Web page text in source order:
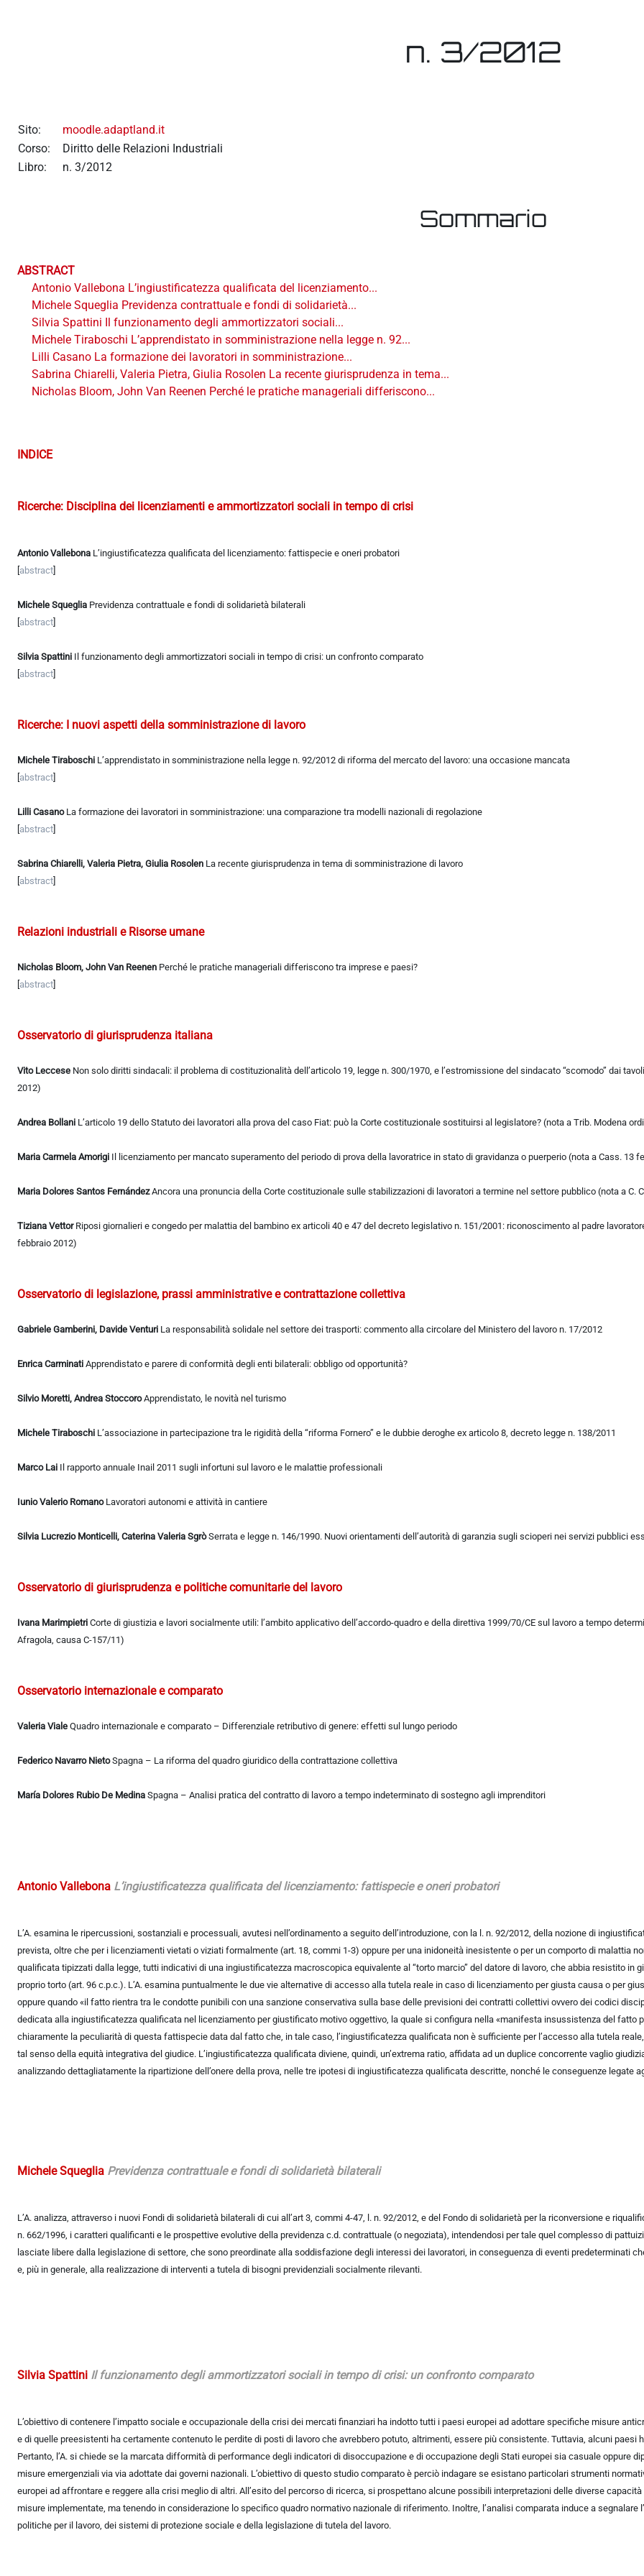
n. 3/2012
Sito:
moodle.adaptland.it
Corso:
Diritto delle Relazioni Industriali
Libro:
n. 3/2012
Sommario
ABSTRACT
Antonio Vallebona L’ingiustificatezza qualificata del licenziamento...
Michele Squeglia Previdenza contrattuale e fondi di solidarietà...
Silvia Spattini Il funzionamento degli ammortizzatori sociali...
Michele Tiraboschi L’apprendistato in somministrazione nella legge n. 92...
Lilli Casano La formazione dei lavoratori in somministrazione...
Sabrina Chiarelli, Valeria Pietra, Giulia Rosolen La recente giurisprudenza in tema...
Nicholas Bloom, John Van Reenen Perché le pratiche manageriali differiscono...
INDICE
Ricerche: Disciplina dei licenziamenti e ammortizzatori sociali in tempo di crisi
Antonio Vallebona L’ingiustificatezza qualificata del licenziamento: fattispecie e oneri probatori
abstract
Michele Squeglia Previdenza contrattuale e fondi di solidarietà bilaterali
abstract
Silvia Spattini Il funzionamento degli ammortizzatori sociali in tempo di crisi: un confronto comparato
abstract
Ricerche: I nuovi aspetti della somministrazione di lavoro
Michele Tiraboschi L’apprendistato in somministrazione nella legge n. 92/2012 di riforma del mercato del lavoro: una occasione mancata
abstract
Lilli CasanoLa formazione dei lavoratori in somministrazione: una comparazione tra modelli nazionali di regolazione
abstract
Sabrina Chiarelli, Valeria Pietra, Giulia Rosolen La recente giurisprudenza in tema di somministrazione di lavoro
abstract
Relazioni industriali e Risorse umane
Nicholas Bloom, John Van Reenen Perché le pratiche manageriali differiscono tra imprese e paesi?
abstract
Osservatorio di giurisprudenza italiana
Vito Leccese Non solo diritti sindacali: il problema di costituzionalità dell’articolo 19, legge n. 300/1970, e l’estromissione del sindacato “scomodo” dai
2012)
Andrea Bollani L’articolo 19 dello Statuto dei lavoratori alla prova del caso Fiat: può la Corte costituzionale sostituirsi al legislatore? (nota a Trib. Modena
Maria Carmela Amorigi Il licenziamento per mancato superamento del periodo di prova della lavoratrice in stato di gravidanza o puerperio (nota a Cass. 13
Maria Dolores Santos FernándezAncora una pronuncia della Corte costituzionale sulle stabilizzazioni di lavoratori a termine nel settore pubblico (nota a C.
Tiziana VettorRiposi giornalieri e congedo per malattia del bambino ex articoli 40 e 47 del decreto legislativo n. 151/2001: riconoscimento al padre
febbraio 2012)
Osservatorio di legislazione, prassi amministrative e contrattazione collettiva
Gabriele Gamberini, Davide Venturi La responsabilità solidale nel settore dei trasporti: commento alla circolare del Ministero del lavoro n. 17/2012
Enrica Carminati Apprendistato e parere di conformità degli enti bilaterali: obbligo od opportunità?
Silvio Moretti, Andrea StoccoroApprendistato, le novità nel turismo
Michele Tiraboschi L’associazione in partecipazione tra le rigidità della “riforma Fornero” e le dubbie deroghe ex articolo 8, decreto legge n. 138/2011
Marco Lai Il rapporto annuale Inail 2011 sugli infortuni sul lavoro e le malattie professionali
Iunio Valerio RomanoLavoratori autonomi e attività in cantiere
Silvia Lucrezio Monticelli, Caterina Valeria SgròSerrata e legge n. 146/1990. Nuovi orientamenti dell’autorità di garanzia sugli scioperi nei servizi pubblici
Osservatorio di giurisprudenza e politiche comunitarie del lavoro
Ivana Marimpietri Corte di giustizia e lavori socialmente utili: l’ambito applicativo dell’accordo-quadro e della direttiva 1999/70/CE sul lavoro a tempo
Afragola, causa C-157/11)
Osservatorio internazionale e comparato
Valeria Viale Quadro internazionale e comparato – Differenziale retributivo di genere: effetti sul lungo periodo
Federico Navarro NietoSpagna – La riforma del quadro giuridico della contrattazione collettiva
María Dolores Rubio De Medina Spagna – Analisi pratica del contratto di lavoro a tempo indeterminato di sostegno agli imprenditori
Antonio Vallebona L’ingiustificatezza qualificata del licenziamento: fattispecie e oneri probatori
L’A. esamina le ripercussioni, sostanziali e processuali, avutesi nell’ordinamento a seguito dell’introduzione, con la l. n. 92/2012, della nozione di
prevista, oltre che per i licenziamenti vietati o viziati formalmente (art. 18, commi 1-3) oppure per una inidoneità inesistente o per un comporto di malattia
qualificata tipizzati dalla legge, tutti indicativi di una ingiustificatezza macroscopica equivalente al “torto marcio” del datore di lavoro, che abbia resistito in
proprio torto (art. 96 c.p.c.). L’A. esamina puntualmente le due vie alternative di accesso alla tutela reale in caso di licenziamento per giusta causa o per
oppure quando «il fatto rientra tra le condotte punibili con una sanzione conservativa sulla base delle previsioni dei contratti collettivi ovvero dei codici
dedicata alla ingiustificatezza qualificata nel licenziamento per giustificato motivo oggettivo, la quale si configura nella «manifesta insussistenza del fatto
chiaramente la peculiarità di questa fattispecie data dal fatto che, in tale caso, l’ingiustificatezza qualificata non è sufficiente per l’accesso alla tutela
tal senso della equità integrativa del giudice. L’ingiustificatezza qualificata diviene, quindi, un’extrema ratio, affidata ad un duplice concorrente vaglio
analizzando dettagliatamente la ripartizione dell’onere della prova, nelle tre ipotesi di ingiustificatezza qualificata descritte, nonché le conseguenze legate
Michele Squeglia Previdenza contrattuale e fondi di solidarietà bilaterali
L’A. analizza, attraverso i nuovi Fondi di solidarietà bilaterali di cui all’art 3, commi 4-47, l. n. 92/2012, e del Fondo di solidarietà per la riconversione e
n. 662/1996, i caratteri qualificanti e le prospettive evolutive della previdenza c.d. contrattuale (o negoziata), intendendosi per tale quel complesso di
lasciate libere dalla legislazione di settore, che sono preordinate alla soddisfazione degli interessi dei lavoratori, in conseguenza di eventi predeterminati
e, più in generale, alla realizzazione di interventi a tutela di bisogni previdenziali socialmente rilevanti.
Silvia Spattini Il funzionamento degli ammortizzatori sociali in tempo di crisi: un confronto comparato
L’obiettivo di contenere l’impatto sociale e occupazionale della crisi dei mercati finanziari ha indotto tutti i paesi europei ad adottare specifiche misure
e di quelle preesistenti ha certamente contenuto le perdite di posti di lavoro che avrebbero potuto, altrimenti, essere più consistente. Tuttavia, alcuni paesi
Pertanto, l’A. si chiede se la marcata difformità di performance degli indicatori di disoccupazione e di occupazione degli Stati europei sia casuale oppure
misure emergenziali via via adottate dai governi nazionali. L’obiettivo di questo studio comparato è perciò indagare se esistano particolari strumenti
europei ad affrontare e reggere alla crisi meglio di altri. All’esito del percorso di ricerca, si prospettano alcune possibili interpretazioni delle diverse
misure implementate, ma tenendo in considerazione lo specifico quadro normativo nazionale di riferimento. Inoltre, l’analisi comparata induce a
politiche per il lavoro, dei sistemi di protezione sociale e della legislazione di tutela del lavoro.